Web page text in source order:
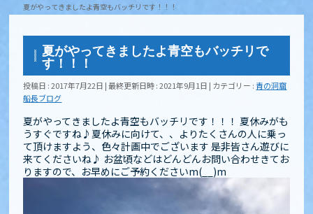
夏がやってきましたよ青空もバッチリです！！！
夏がやってきましたよ青空もバッチリで
す！！！
投稿日 : 2017年7月22日 最終更新日時 : 2021年9月1日 カテゴリー :青の洞窟
船長ブログ
夏がやってきましたよ青空もバッチリです！！！ 夏休みがも
うすぐですね♪夏休みに向けて、、よりたくさんの人に乗っ
て頂けますよう、色々計画中でございます 是非皆さん遊びに
来てくださいね♪ お盆頃などはどんどんお問い合わせきてお
りますので、お早めにご予約くださいm(__)m